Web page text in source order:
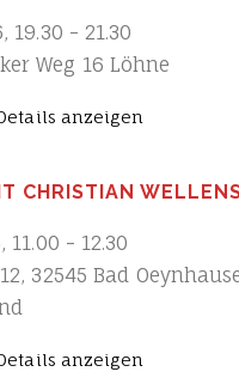
, 19.30 - 21.30
Weg 16 Löhne
anzeigen
CHRISTIAN
, 11.00 - 12.30
32545 Bad
anzeigen